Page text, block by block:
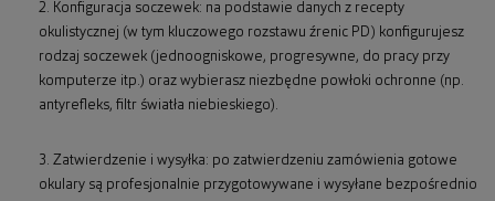
2. Konfiguracja soczewek: na podstawie danych z recepty
okulistycznej (w tym kluczowego rozstawu źrenic PD) konfigurujesz
rodzaj soczewek (jednoogniskowe, progresywne, do pracy przy
komputerze itp.) oraz wybierasz niezbędne powłoki ochronne (np.
antyrefleks, filtr światła niebieskiego).
3. Zatwierdzenie i wysyłka: po zatwierdzeniu zamówienia gotowe
okulary są profesjonalnie przygotowywane i wysyłane bezpośrednio